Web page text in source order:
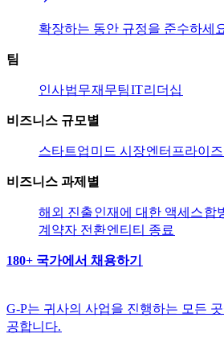
확장하는 동안 규정을 준수하세
팀​​
인사​​법무​​재무팀​​IT​​리더십​​
비즈니스 규모별​​
스타트업​​ 미드 시장​​엔터프라이즈​​
비즈니스 과제별​​
해외 진출​​인재에 대한 액세스​​합
계약자 전환​​엔티티 종료​​
180+ 국가에서 채용하기​​
G-P는 귀사의 사업을 진행하는 모든
공합니다.​​